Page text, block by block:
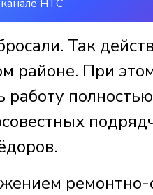
НТС
Так
районе. При
работу
ремонтно-